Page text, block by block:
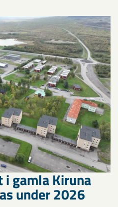
gamla Kiruna
under 2026